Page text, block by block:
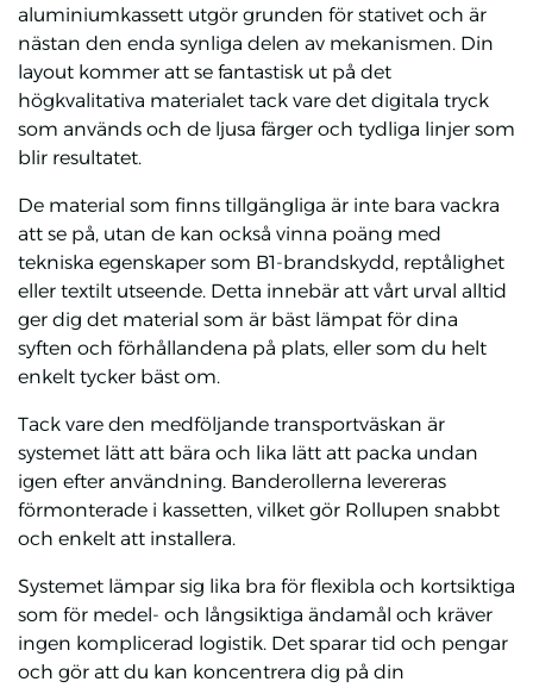
aluminiumkassett utgör grunden för stativet och är
nästan den enda synliga delen av mekanismen. Din
layout kommer att se fantastisk ut på det
högkvalitativa materialet tack vare det digitala tryck
som används och de ljusa färger och tydliga linjer som
blir resultatet.
De material som finns tillgängliga är inte bara vackra
att se på, utan de kan också vinna poäng med
tekniska egenskaper som B1-brandskydd, reptålighet
eller textilt utseende. Detta innebär att vårt urval alltid
ger dig det material som är bäst lämpat för dina
syften och förhållandena på plats, eller som du helt
enkelt tycker bäst om.
Tack vare den medföljande transportväskan är
systemet lätt att bära och lika lätt att packa undan
igen efter användning. Banderollerna levereras
förmonterade i kassetten, vilket gör Rollupen snabbt
och enkelt att installera.
Systemet lämpar sig lika bra för flexibla och kortsiktiga
som för medel- och långsiktiga ändamål och kräver
ingen komplicerad logistik. Det sparar tid och pengar
och gör att du kan koncentrera dig på din